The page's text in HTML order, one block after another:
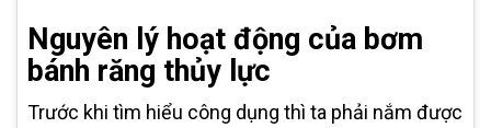
Nguyên lý hoạt động của bơm
bánh răng thủy lực
Trước khi tìm hiểu công dụng thì ta phải nắm được